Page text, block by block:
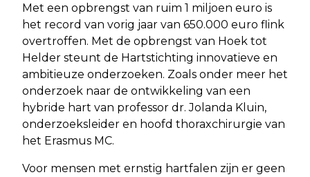
Met een opbrengst van ruim 1 miljoen euro is
het record van vorig jaar van 650.000 euro flink
overtroffen. Met de opbrengst van Hoek tot
Helder steunt de Hartstichting innovatieve en
ambitieuze onderzoeken. Zoals onder meer het
onderzoek naar de ontwikkeling van een
hybride hart van professor dr. Jolanda Kluin,
onderzoeksleider en hoofd thoraxchirurgie van
het Erasmus MC.
Voor mensen met ernstig hartfalen zijn er geen